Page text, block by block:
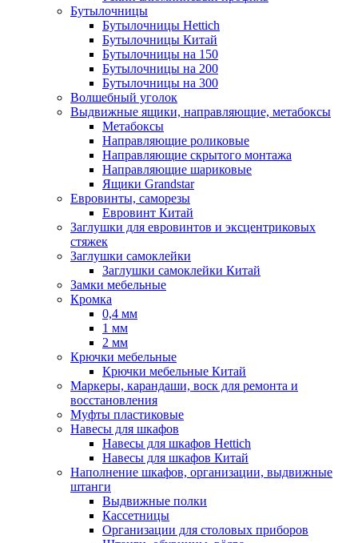
Бутылочницы
Бутылочницы Hettich
Бутылочницы Китай
Бутылочницы на 150
Бутылочницы на 200
Бутылочницы на 300
Волшебный уголок
Выдвижные ящики, направляющие, метабоксы
Метабоксы
Направляющие роликовые
Направляющие скрытого монтажа
Направляющие шариковые
Ящики Grandstar
Евровинты, саморезы
Евровинт Китай
Заглушки для евровинтов и эксцентриковых
стяжек
Заглушки самоклейки
Заглушки самоклейки Китай
Замки мебельные
Кромка
0,4 мм
1 мм
2 мм
Крючки мебельные
Крючки мебельные Китай
Маркеры, карандаши, воск для ремонта и
восстановления
Муфты пластиковые
Навесы для шкафов
Навесы для шкафов Hettich
Навесы для шкафов Китай
Наполнение шкафов, организации, выдвижные
штанги
Выдвижные полки
Кассетницы
Организации для столовых приборов